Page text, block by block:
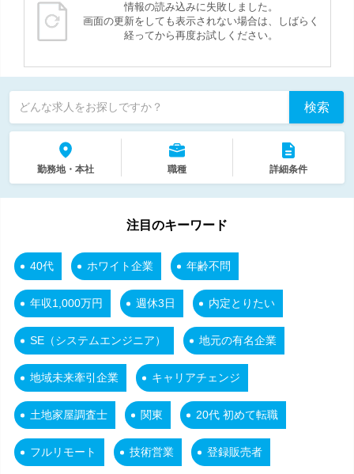
情報の読み込みに失敗しました。
画面の更新をしても表示されない場合は、しばらく
経ってから再度お試しください。
どんな求人をお探しですか？ 検索
勤務地・本社 職種 詳細条件
注目のキーワード
40代 ホワイト企業 年齢不問
年収1,000万円 週休3日 内定とりたい
SE（システムエンジニア） 地元の有名企業
地域未来牽引企業 キャリアチェンジ
土地家屋調査士 関東 20代 初めて転職
フルリモート 技術営業 登録販売者